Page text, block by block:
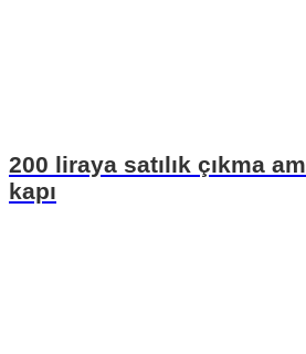
200 liraya satılık çıkma
kapı